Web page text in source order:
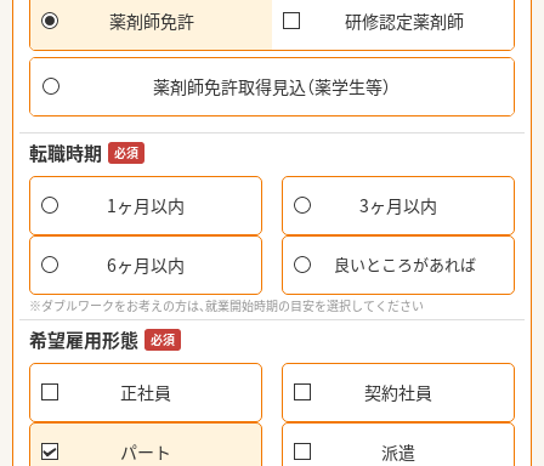
薬剤師免許 研修認定薬剤師
薬剤師免許取得見込（薬学生等）
転職時期 必須
1ヶ月以内 3ヶ月以内
6ヶ月以内 良いところがあれば
※ダブルワークをお考えの方は、就業開始時期の目安を選択してください
希望雇用形態 必須
正社員 契約社員
パート 派遣